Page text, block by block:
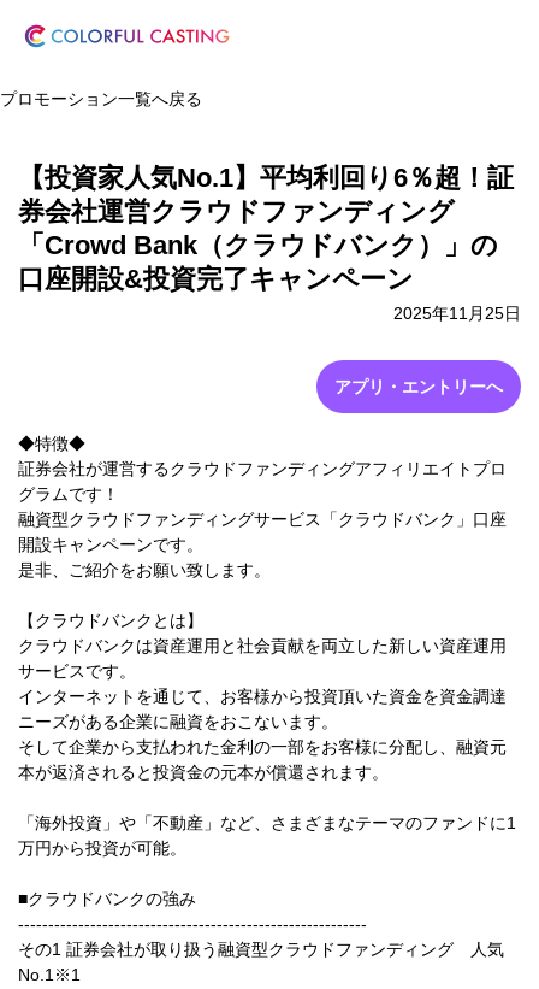
プロモーション一覧へ戻る
【投資家人気No.1】平均利回り6％超！証
券会社運営クラウドファンディング
「Crowd Bank（クラウドバンク）」の
口座開設&投資完了キャンペーン
2025年11月25日
アプリ・エントリーへ
◆特徴◆
証券会社が運営するクラウドファンディングアフィリエイトプロ
グラムです！
融資型クラウドファンディングサービス「クラウドバンク」口座
開設キャンペーンです。
是非、ご紹介をお願い致します。
【クラウドバンクとは】
クラウドバンクは資産運用と社会貢献を両立した新しい資産運用
サービスです。
インターネットを通じて、お客様から投資頂いた資金を資金調達
ニーズがある企業に融資をおこないます。
そして企業から支払われた金利の一部をお客様に分配し、融資元
本が返済されると投資金の元本が償還されます。
「海外投資」や「不動産」など、さまざまなテーマのファンドに1
万円から投資が可能。
■クラウドバンクの強み
----------------------------------------------------------
その1 証券会社が取り扱う融資型クラウドファンディング 人気
No.1※1